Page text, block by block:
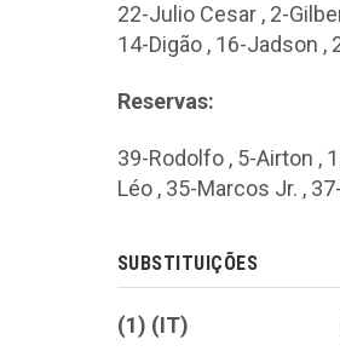
22-Julio Cesar , 2-
14-Digão , 16-Jadson ,
Reservas:
39-Rodolfo , 5-Airton ,
Léo , 35-Marcos Jr. ,
SUBSTITUIÇÕES
(1) (IT)